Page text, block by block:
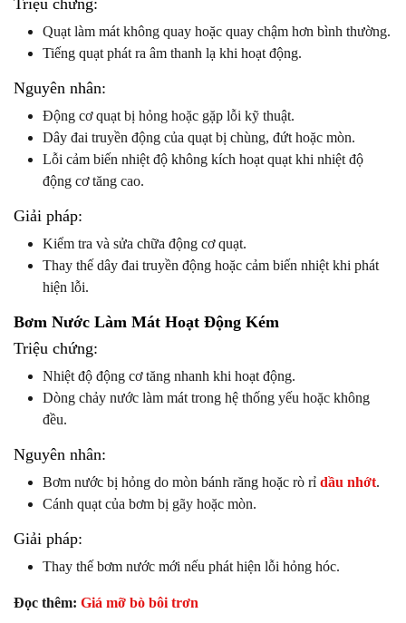
Triệu chứng:
Quạt làm mát không quay hoặc quay chậm hơn bình thường.
Tiếng quạt phát ra âm thanh lạ khi hoạt động.
Nguyên nhân:
Động cơ quạt bị hỏng hoặc gặp lỗi kỹ thuật.
Dây đai truyền động của quạt bị chùng, đứt hoặc mòn.
Lỗi cảm biến nhiệt độ không kích hoạt quạt khi nhiệt độ
động cơ tăng cao.
Giải pháp:
Kiểm tra và sửa chữa động cơ quạt.
Thay thế dây đai truyền động hoặc cảm biến nhiệt khi phát
hiện lỗi.
Bơm Nước Làm Mát Hoạt Động Kém
Triệu chứng:
Nhiệt độ động cơ tăng nhanh khi hoạt động.
Dòng chảy nước làm mát trong hệ thống yếu hoặc không
đều.
Nguyên nhân:
Bơm nước bị hỏng do mòn bánh răng hoặc rò rỉ dầu nhớt.
Cánh quạt của bơm bị gãy hoặc mòn.
Giải pháp:
Thay thế bơm nước mới nếu phát hiện lỗi hỏng hóc.
Đọc thêm: Giá mỡ bò bôi trơn